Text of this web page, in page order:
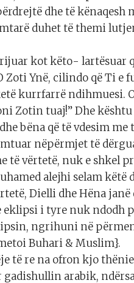
dhe të kënaqesh
duhet të themi
kot këto- lartësuar
Ynë, cilindo që Ti e
kurrfarrë ndihmuesi.
Zotin tuaj!” Dhe
bëna që të vdesim me
nëpërmjet të
të vërtetë, nuk e shkel
alejhi selam këtë
Dielli dhe Hëna
i tyre nuk ndodh
ngrihuni në
Buhari & Muslim}.
të re na ofron kjo
arabik,